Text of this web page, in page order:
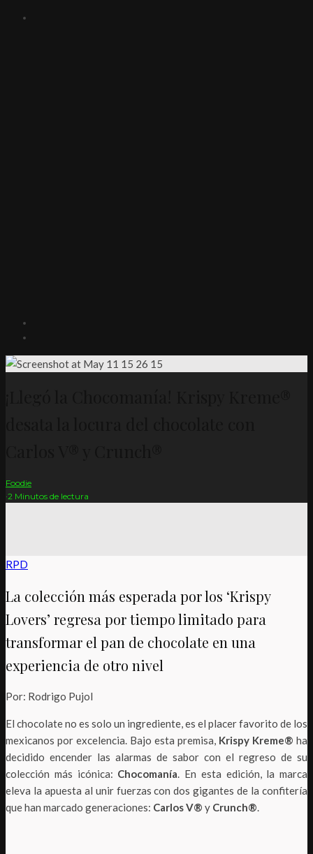
Foodie
·2 Minutos de lectura
RPD
La colección más esperada por los ‘Krispy
Lovers’ regresa por tiempo limitado para
transformar el pan de chocolate en una
experiencia de otro nivel
Por: Rodrigo Pujol
El chocolate no es solo un ingrediente, es el placer favorito de los
mexicanos por excelencia. Bajo esta premisa, Krispy Kreme® ha
decidido encender las alarmas de sabor con el regreso de su
colección más icónica: Chocomanía. En esta edición, la marca
eleva la apuesta al unir fuerzas con dos gigantes de la confitería
que han marcado generaciones: Carlos V® y Crunch®.